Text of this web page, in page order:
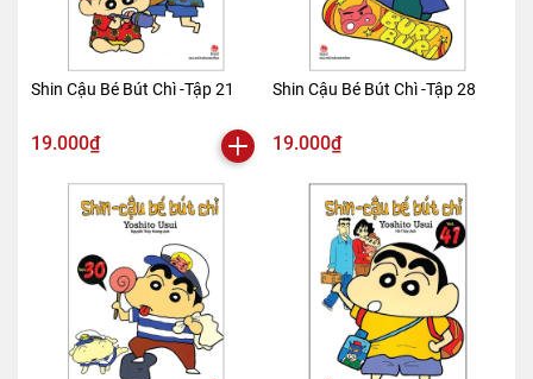
Shin Cậu Bé Bút Chì -Tập 21
19.000₫
Shin Cậu Bé Bút Chì -Tập 28
19.000₫